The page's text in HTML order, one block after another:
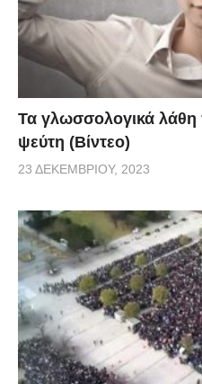
Τα γλωσσολογικά
ψεύτη (Βίντεο)
23 ΔΕΚΕΜΒΡΊΟΥ, 2023